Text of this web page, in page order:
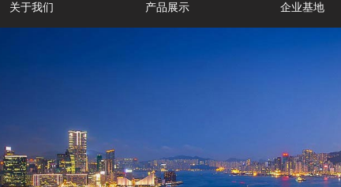
关于我们 产品展示 企业基地